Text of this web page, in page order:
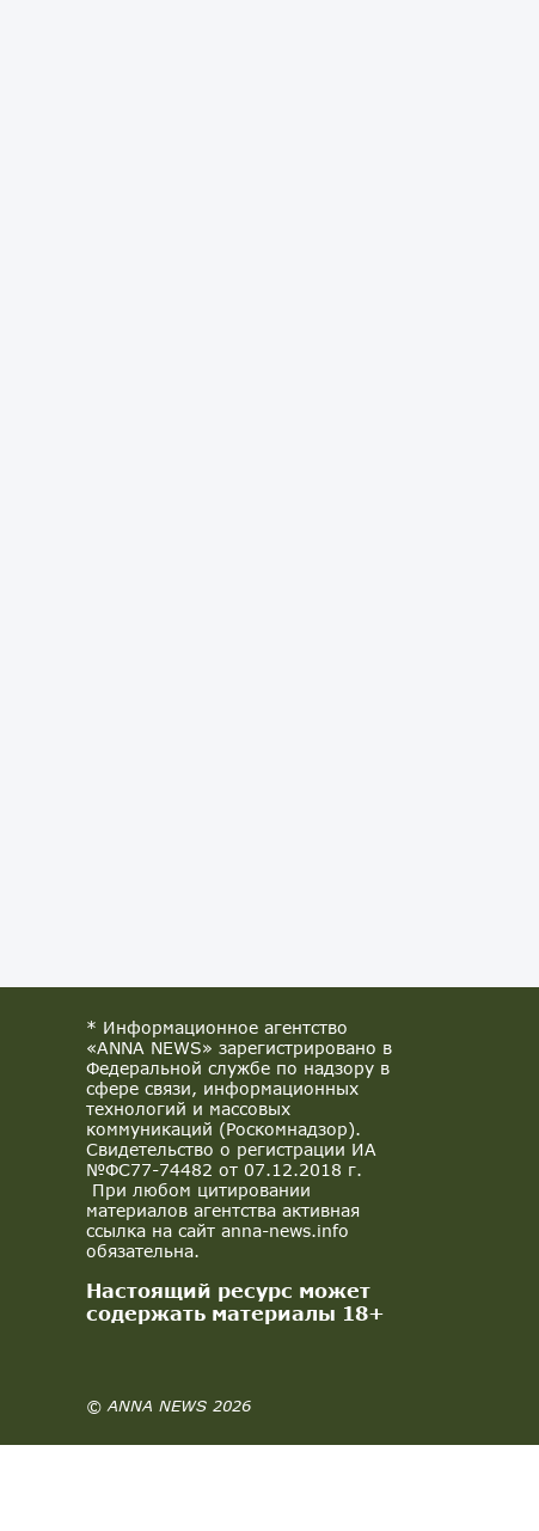
* Информационное агентство
«ANNA NEWS» зарегистрировано в
Федеральной службе по надзору в
сфере связи, информационных
технологий и массовых
коммуникаций (Роскомнадзор).
Свидетельство о регистрации ИА
№ФС77-74482 от 07.12.2018 г.
При любом цитировании
материалов агентства активная
ссылка на сайт anna-news.info
обязательна.
Настоящий ресурс может
содержать материалы 18+
© ANNA NEWS 2026